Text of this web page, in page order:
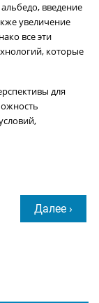
введение
увеличение
все эти
которые
для
Далее ›